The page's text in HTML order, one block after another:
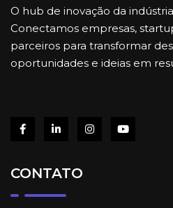
O hub de inovação da
Conectamos empresas,
parceiros para transformar
oportunidades e ideias em
CONTATO